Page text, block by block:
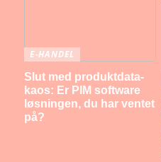
E-HANDEL
Slut med produktdata-
kaos: Er PIM software
løsningen, du har ventet
på?